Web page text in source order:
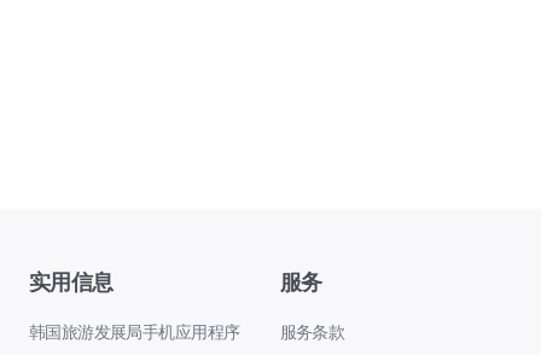
实用信息
韩国旅游发展局手机应用程序
服务
服务条款